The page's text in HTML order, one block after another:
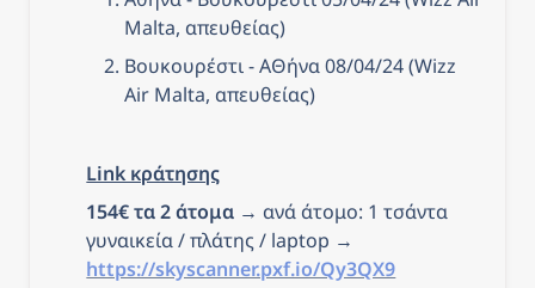
Malta, απευθείας)
Βουκουρέστι - ΑΘήνα 08/04/24 (Wizz
Air Malta, απευθείας)
Link κράτησης
154€ τα 2 άτομα → ανά άτομο: 1 τσάντα
https://skyscanner.pxf.io/Qy3QX9